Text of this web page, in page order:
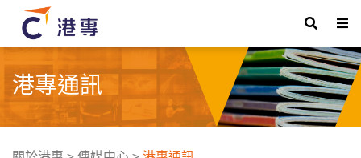
港專通訊